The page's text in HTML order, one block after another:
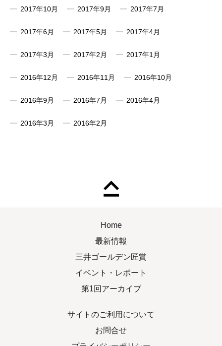
2017年10月 2017年9月 2017年7月
2017年6月 2017年5月 2017年4月
2017年3月 2017年2月 2017年1月
2016年12月 2016年11月 2016年10月
2016年9月 2016年7月 2016年4月
2016年3月 2016年2月
Home
最新情報
三井ゴールデン匠賞
イベント・レポート
第1回アーカイブ
サイトのご利用について
お問合せ